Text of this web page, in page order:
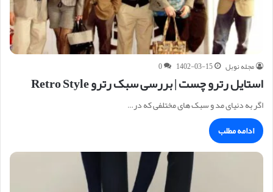
مجله نوبل 1402-03-15
0
استایل رترو چست | بررسی سبک رترو Retro Style
اگر به دنیای مد و سبک های مختلفی که در…
ادامه مطلب